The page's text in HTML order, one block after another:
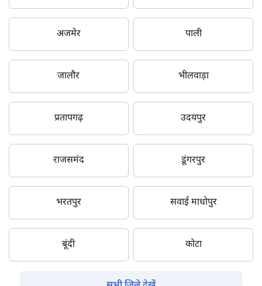
अजमेर पाली
जालौर भीलवाड़ा
प्रतापगढ़ उदयपुर
राजसमंद डूंगरपुर
भरतपुर सवाई माधोपुर
बूंदी कोटा